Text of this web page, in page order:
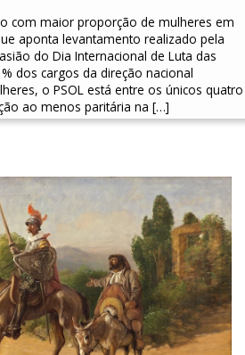
com maior proporção de mulheres em
aponta levantamento realizado pela
do Dia Internacional de Luta das
dos cargos da direção nacional
o PSOL está entre os únicos quatro
ao menos paritária na […]